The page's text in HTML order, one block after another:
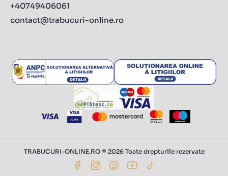
+40749406061
contact@trabucuri-online.ro
TRABUCURI-ONLINE.RO © 2026 Toate drepturile rezervate